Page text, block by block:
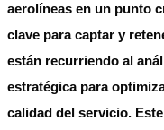
aerolíneas en un punto
clave para captar y
están recurriendo al
estratégica para
calidad del servicio.